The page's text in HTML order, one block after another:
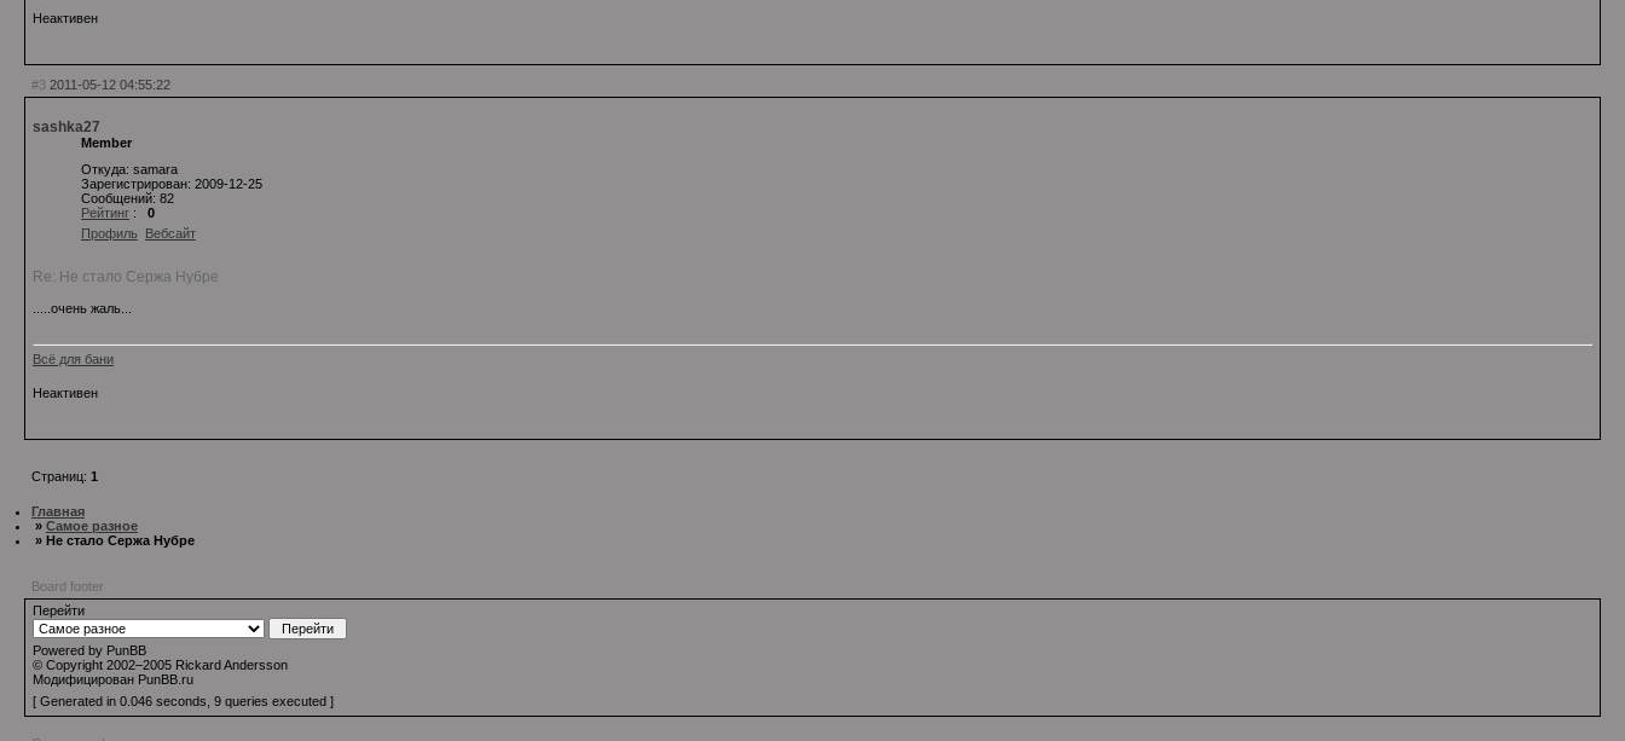
Неактивен
#3 2011-05-12 04:55:22
sashka27
Member
Откуда: samara
Зарегистрирован: 2009-12-25
Сообщений: 82
Рейтинг : 0
Профиль
Вебсайт
Re: Не стало Сержа Нубре
.....очень жаль...
Всё для бани
Неактивен
Страниц: 1
Главная
» Самое разное
» Не стало Сержа Нубре
Board footer
Перейти
Powered by PunBB
© Copyright 2002–2005 Rickard Andersson
Модифицирован PunBB.ru
[ Generated in 0.046 seconds, 9 queries executed ]